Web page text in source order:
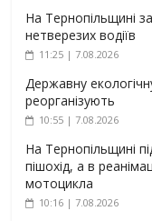
На Тернопільщині
нетверезих водіїв
11:25 | 7.08.2026
Державну
реорганізують
10:55 | 7.08.2026
На Тернопільщині
пішохід, а в
мотоцикла
10:16 | 7.08.2026